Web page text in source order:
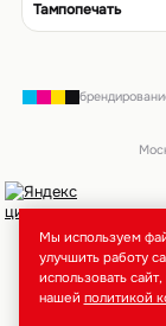
Тампопечать
Мы используем
улучшить работу
использовать
нашей политикой